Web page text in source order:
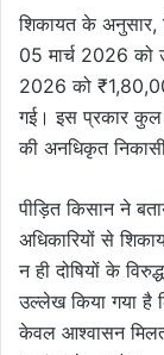
शिकायत के अनुसार,
05 मार्च 2026
2026 को
गई। इस प्रकार
की अनधिकृत
पीड़ित किसान ने
अधिकारियों से
न ही दोषियों के
उल्लेख किया गया है
केवल आश्वासन